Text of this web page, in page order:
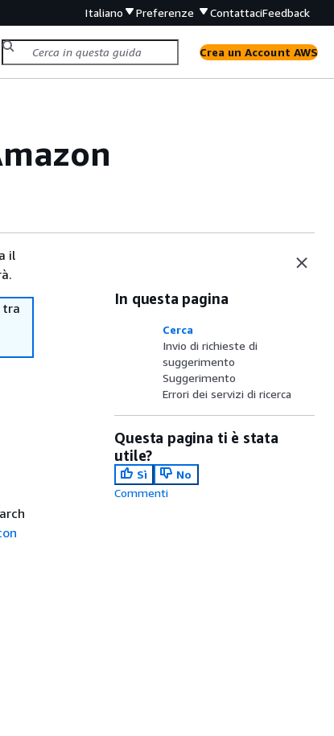
Italiano Preferenze ContattaciFeedback
Crea un Account AWS
il
tra
In questa pagina
Cerca
Invio di richieste di
suggerimento
Suggerimento
Errori dei servizi di ricerca
Questa pagina ti è stata
utile?
Sì
No
Commenti